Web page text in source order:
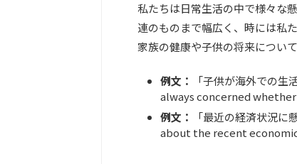
私たちは日常生活の中で様々な
連のものまで幅広く、時には私
家族の健康や子供の将来につい
例文：
「子供が海外での
always concerned
例文：
「最近の経済状況
about the recent